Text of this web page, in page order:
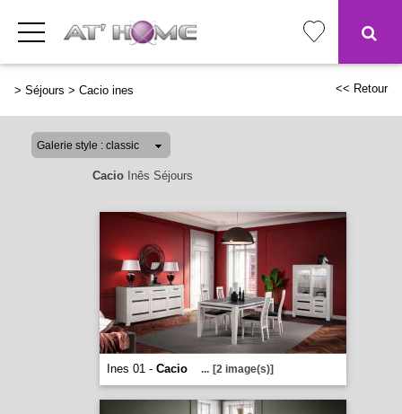
> Séjours > Cacio ines << Retour
CacioInês Séjours
Ines 01 - Cacio ... [2 image(s)]